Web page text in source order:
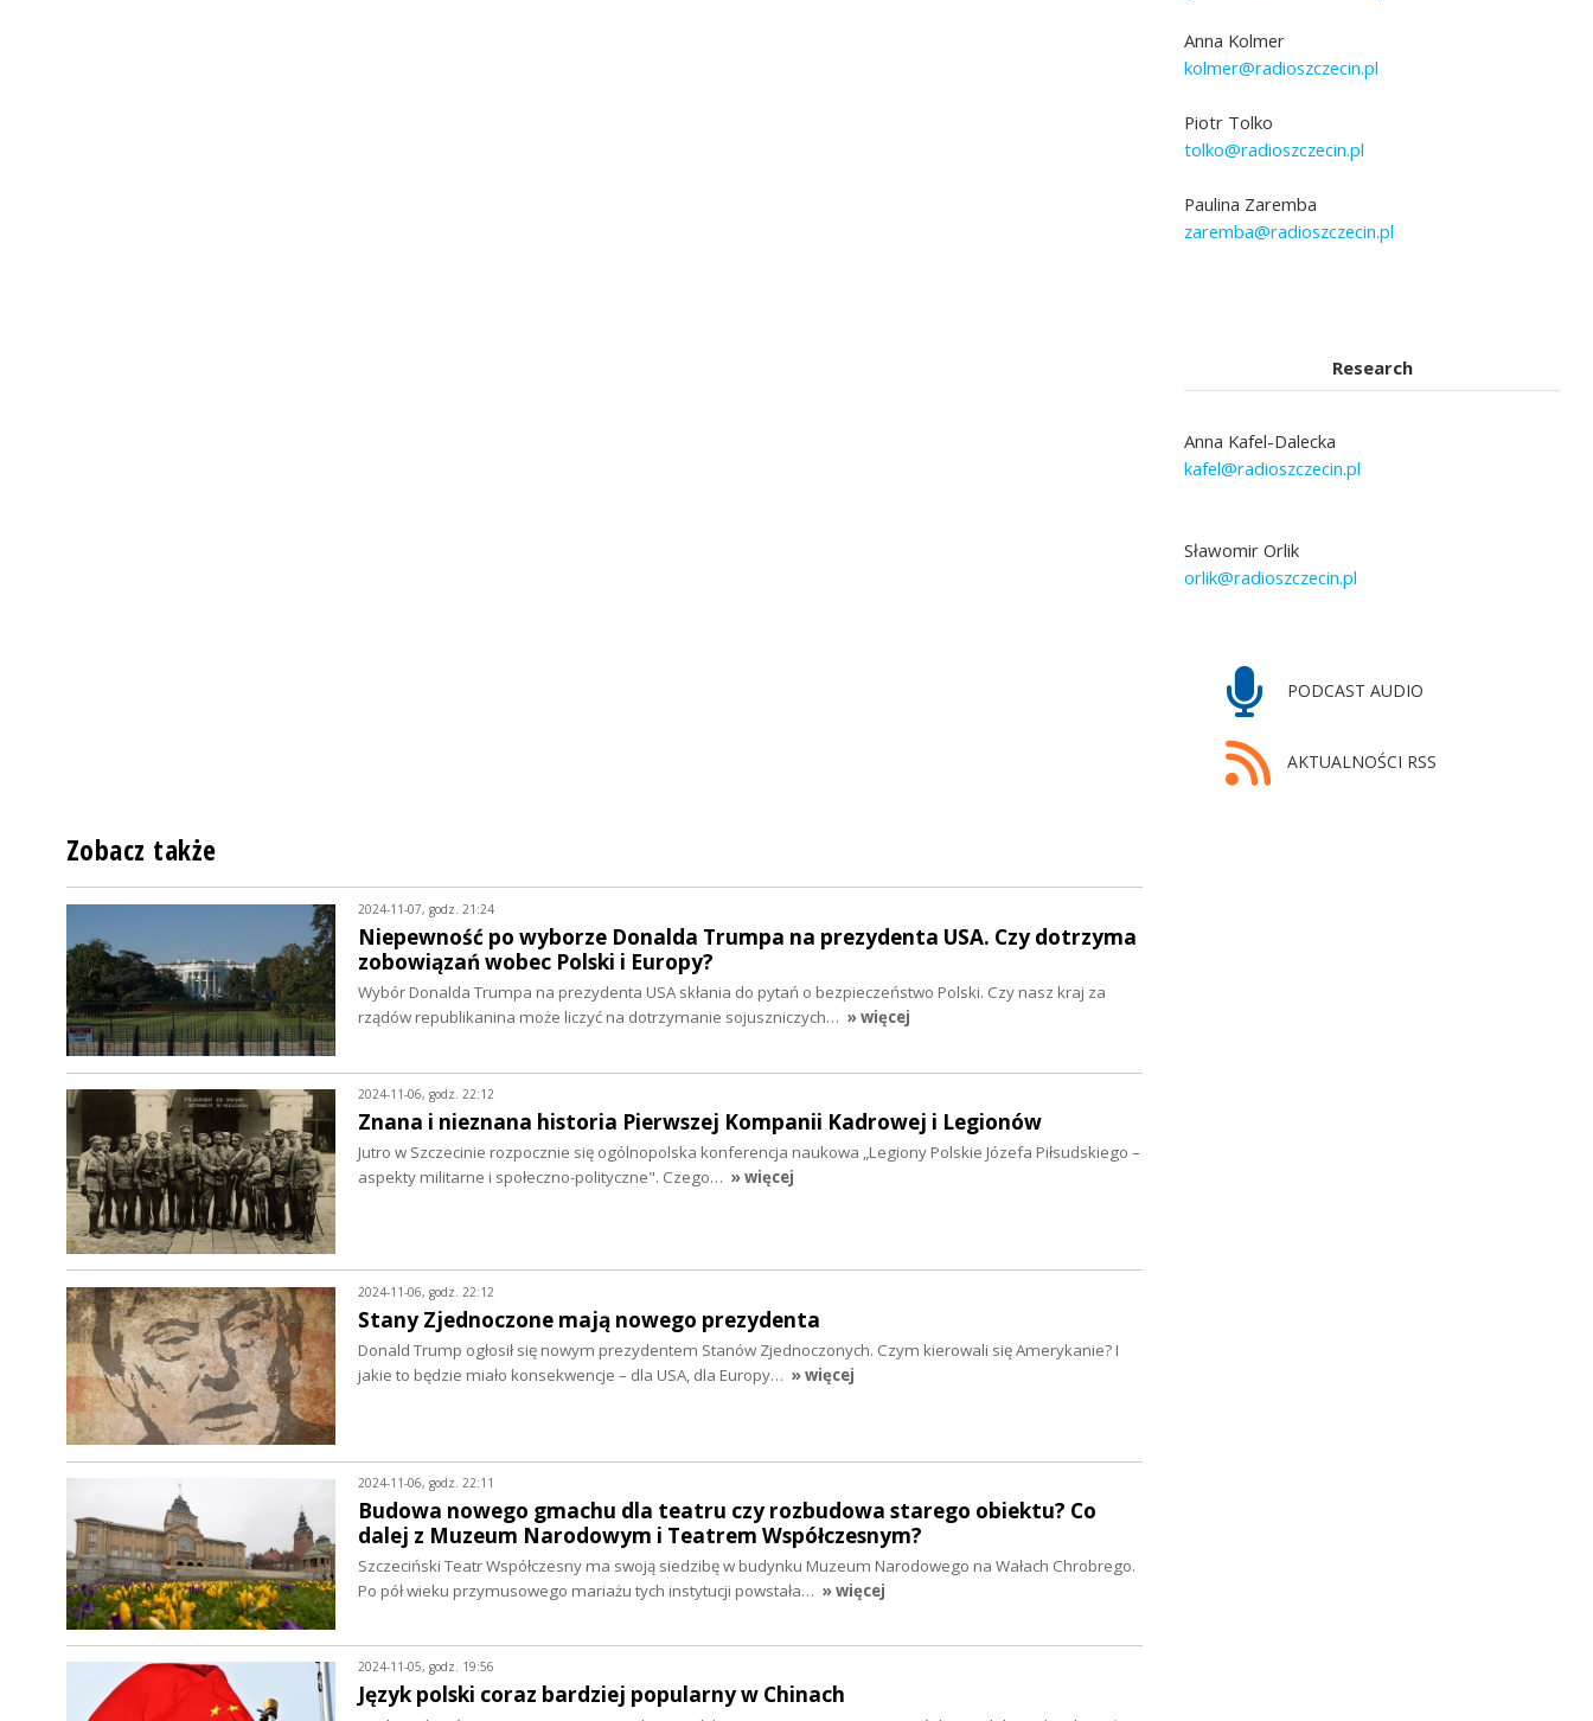
Anna Kolmer
kolmer@radioszczecin.pl
Piotr Tolko
tolko@radioszczecin.pl
Paulina Zaremba
zaremba@radioszczecin.pl
Research
Anna Kafel-Dalecka
kafel@radioszczecin.pl
Sławomir Orlik
orlik@radioszczecin.pl
PODCAST AUDIO
AKTUALNOŚCI RSS
Zobacz także
2024-11-07, godz. 21:24
Niepewność po wyborze Donalda Trumpa na prezydenta USA. Czy dotrzyma
zobowiązań wobec Polski i Europy?
Wybór Donalda Trumpa na prezydenta USA skłania do pytań o bezpieczeństwo Polski. Czy nasz kraj za
rządów republikanina może liczyć na dotrzymanie sojuszniczych… » więcej
2024-11-06, godz. 22:12
Znana i nieznana historia Pierwszej Kompanii Kadrowej i Legionów
Jutro w Szczecinie rozpocznie się ogólnopolska konferencja naukowa „Legiony Polskie Józefa Piłsudskiego –
aspekty militarne i społeczno-polityczne". Czego… » więcej
2024-11-06, godz. 22:12
Stany Zjednoczone mają nowego prezydenta
Donald Trump ogłosił się nowym prezydentem Stanów Zjednoczonych. Czym kierowali się Amerykanie? I
jakie to będzie miało konsekwencje – dla USA, dla Europy… » więcej
2024-11-06, godz. 22:11
Budowa nowego gmachu dla teatru czy rozbudowa starego obiektu? Co
dalej z Muzeum Narodowym i Teatrem Współczesnym?
Szczeciński Teatr Współczesny ma swoją siedzibę w budynku Muzeum Narodowego na Wałach Chrobrego.
Po pół wieku przymusowego mariażu tych instytucji powstała… » więcej
2024-11-05, godz. 19:56
Język polski coraz bardziej popularny w Chinach